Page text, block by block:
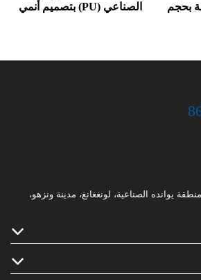
الصناعي (PU) بتصميم أنمي
بحجم
406، المبنى رقم 3، منطقة يوانده الصناعية، لونغغانغ، مدينة ونزهو،